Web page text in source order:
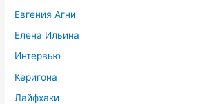
Евгения Агни
Елена Ильина
Интервью
Керигона
Лайфхаки